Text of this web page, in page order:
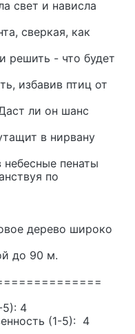
свет и нависла
сверкая, как
решить - что будет
избавив птиц от
ли он шанс
в нирвану
пенаты
по
дерево широко
до 90 м.
5): 4
(1-5): 4